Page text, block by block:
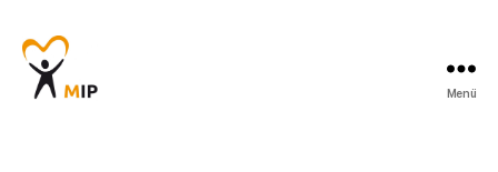
Menü